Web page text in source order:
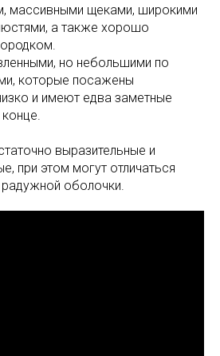
массивными щеками, широкими
а также хорошо
но небольшими по
которые посажены
и имеют едва заметные
конце.
выразительные и
при этом могут отличаться
оболочки.